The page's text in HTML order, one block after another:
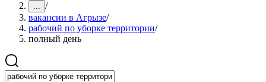
... /
вакансии в Агрызе/
рабочий по уборке территории/
полный день